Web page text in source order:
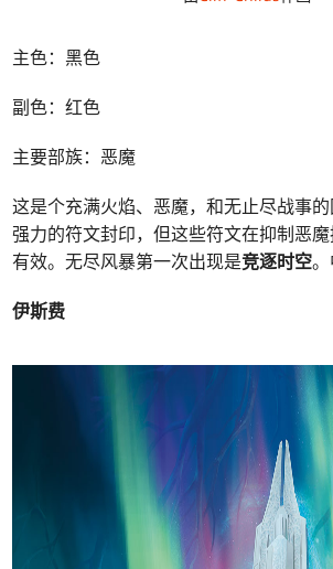
主色：黑色
副色：红色
主要部族：恶魔
这是个充满火焰、恶魔，和无止尽战事
强力的符文封印，但这些符文在抑制恶
有效。无尽风暴第一次出现是竞逐时空。
伊斯费